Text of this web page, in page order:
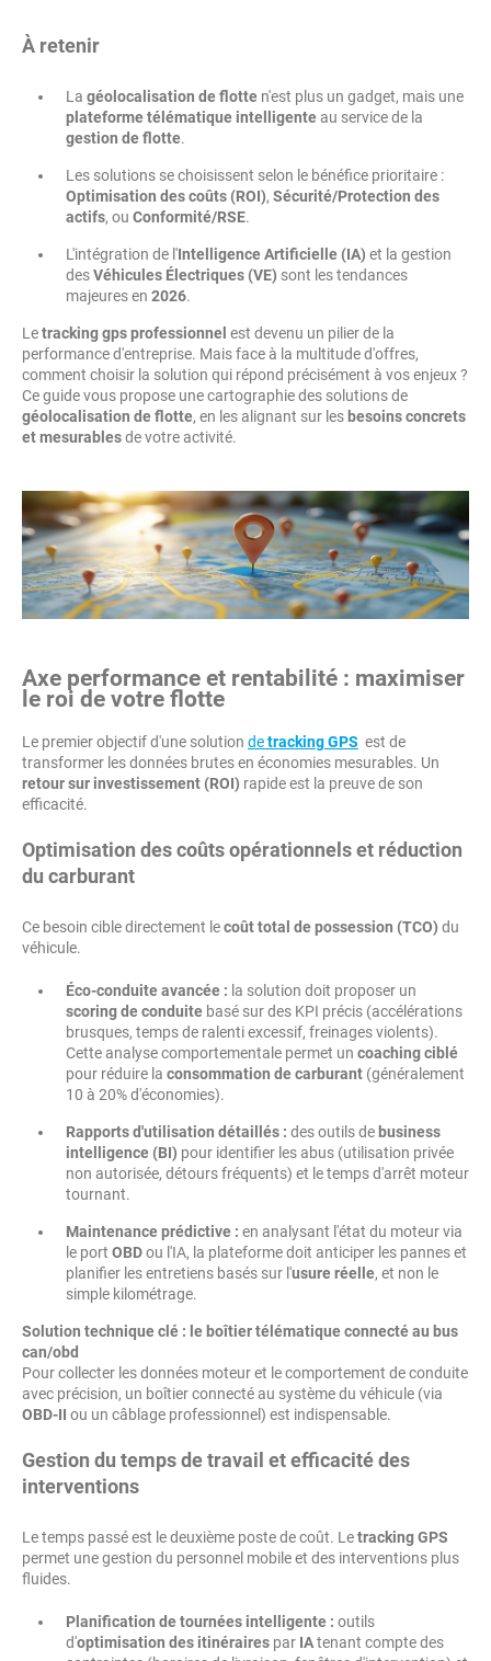
À retenir
La géolocalisation de flotte n'est plus un gadget, mais une
plateforme télématique intelligenteau service de la
gestion de flotte.
Les solutions se choisissent selon le bénéfice prioritaire :
Optimisation des coûts (ROI), Sécurité/Protection des
actifs, ou Conformité/RSE.
L'intégration de l'Intelligence Artificielle (IA) et la gestion
desVéhicules Électriques (VE) sont les tendances
majeures en 2026.
Letracking gps professionnel est devenu un pilier de la
performance d'entreprise. Mais face à la multitude d'offres,
comment choisir la solution qui répond précisément à vos enjeux ?
Ce guide vous propose une cartographie des solutions de
géolocalisation de flotte, en les alignant sur les besoins concrets
et mesurablesde votre activité.
Axe performance et rentabilité : maximiser
le roi de votre flotte
Le premier objectif d'une solution detracking GPS est de
transformer les données brutes en économies mesurables. Un
retour sur investissement (ROI) rapide est la preuve de son
efficacité.
Optimisation des coûts opérationnels et réduction
du carburant
Ce besoin cible directement lecoût total de possession (TCO) du
véhicule.
Éco-conduite avancée : la solution doit proposer un
scoring de conduite basé sur des KPI précis (accélérations
brusques, temps de ralenti excessif, freinages violents).
Cette analyse comportementale permet un coaching ciblé
pour réduire la consommation de carburant (généralement
10 à 20% d'économies).
Rapports d'utilisation détaillés : des outils de business
intelligence (BI) pour identifier les abus (utilisation privée
non autorisée, détours fréquents) et le temps d'arrêt moteur
tournant.
Maintenance prédictive : en analysant l'état du moteur via
le port OBDou l'IA, la plateforme doit anticiper les pannes et
planifier les entretiens basés sur l'usure réelle, et non le
simple kilométrage.
Solution technique clé : le boîtier télématique connecté au bus
can/obd
Pour collecter les données moteur et le comportement de conduite
avec précision, un boîtier connecté au système du véhicule (via
OBD-II ou un câblage professionnel) est indispensable.
Gestion du temps de travail et efficacité des
interventions
Le temps passé est le deuxième poste de coût. Letracking GPS
permet une gestion du personnel mobile et des interventions plus
fluides.
Planification de tournées intelligente : outils
d'optimisation des itinéraires par IAtenant compte des